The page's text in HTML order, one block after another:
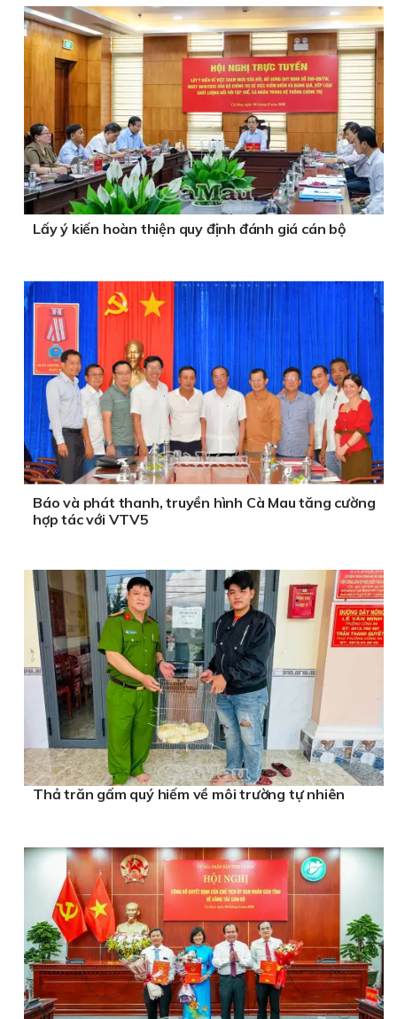
Lấy ý kiến hoàn thiện quy định đánh giá cán bộ
Báo và phát thanh, truyền hình Cà Mau tăng cường
hợp tác với VTV5
Thả trăn gấm quý hiếm về môi trường tự nhiên